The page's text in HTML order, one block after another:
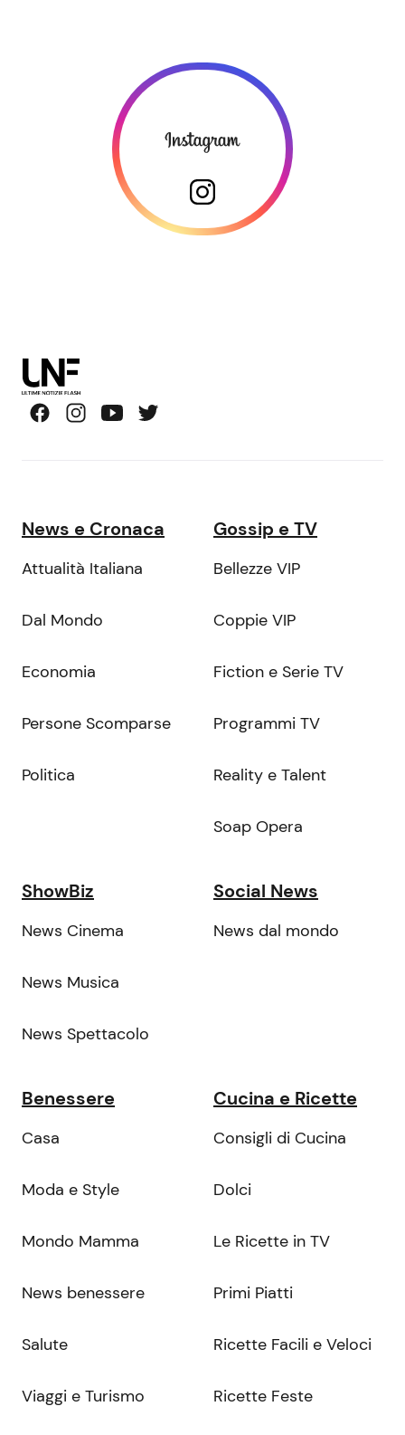
News e Cronaca
Attualità Italiana
Dal Mondo
Economia
Persone Scomparse
Politica
Gossip e TV
Bellezze VIP
Coppie VIP
Fiction e Serie TV
Programmi TV
Reality e Talent
Soap Opera
ShowBiz
News Cinema
News Musica
News Spettacolo
Social News
News dal mondo
Benessere
Casa
Moda e Style
Mondo Mamma
News benessere
Salute
Viaggi e Turismo
Cucina e Ricette
Consigli di Cucina
Dolci
Le Ricette in TV
Primi Piatti
Ricette Facili e Veloci
Ricette Feste